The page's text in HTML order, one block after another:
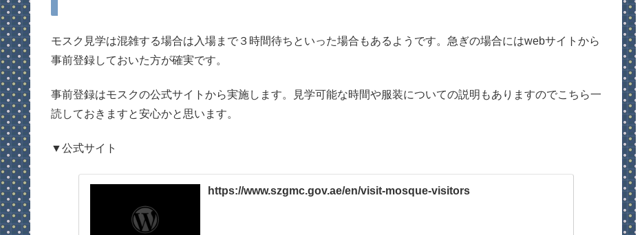
モスク見学は混雑する場合は入場まで３時間待ちといった場合もあるようです。急ぎの場合にはwebサイトから
事前登録しておいた方が確実です。
事前登録はモスクの公式サイトから実施します。見学可能な時間や服装についての説明もありますのでこちら一
読しておきますと安心かと思います。
▼公式サイト
https://www.szgmc.gov.ae/en/visit-mosque-visitors